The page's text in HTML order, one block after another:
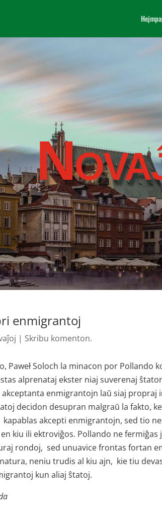
enmigrantoj
| Skribu komenton.
Paweł Soloch la minacon por Pollando
alprenataj ekster niaj suverenaj
enmigrantojn laŭ siaj propraj
decidon desupran malgraŭ la fakto,
akcepti enmigrantojn, sed tio
kiu ili ektroviĝos. Pollando ne fermiĝas
rondoj, sed unuavice frontas fortan
neniu trudis al kiu ajn, kie tiu
kun aliaj ŝtatoj.